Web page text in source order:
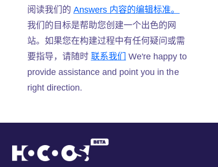
阅读我们的 Answers 内容的编辑标准。
我们的目标是帮助您创建一个出色的网
站。如果您在构建过程中有任何疑问或需
要指导，请随时 联系我们
We're happy to
provide assistance and point you in the
right direction.